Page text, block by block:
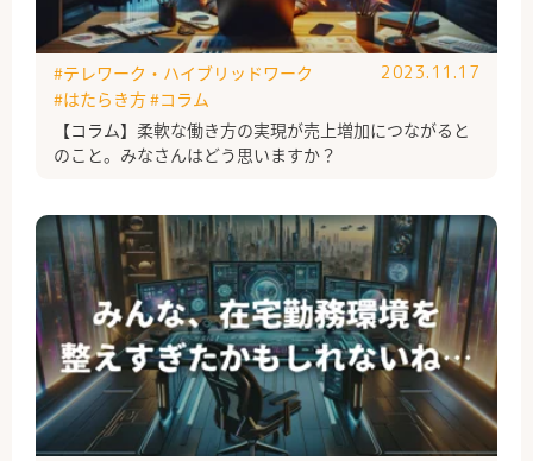
【コラム】柔軟な働き方の実現が売上増加につながると
のこと。みなさんはどう思いますか？
#テレワーク・ハイブリッドワーク
#はたらき方#コラム
2023.11.17